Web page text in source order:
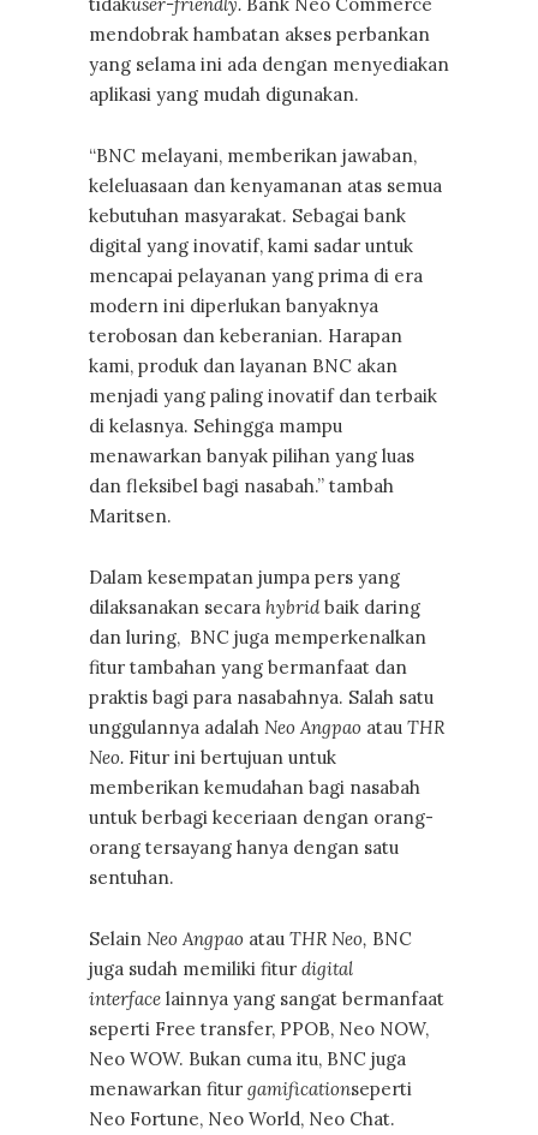
mendobrak hambatan akses perbankan
yang selama ini ada dengan menyediakan
aplikasi yang mudah digunakan.
“BNC melayani, memberikan jawaban,
keleluasaan dan kenyamanan atas semua
kebutuhan masyarakat. Sebagai bank
digital yang inovatif, kami sadar untuk
mencapai pelayanan yang prima di era
modern ini diperlukan banyaknya
terobosan dan keberanian. Harapan
kami, produk dan layanan BNC akan
menjadi yang paling inovatif dan terbaik
di kelasnya. Sehingga mampu
menawarkan banyak pilihan yang luas
dan fleksibel bagi nasabah.” tambah
Maritsen.
Dalam kesempatan jumpa pers yang
dilaksanakan secara hybridbaik daring
dan luring, BNC juga memperkenalkan
fitur tambahan yang bermanfaat dan
praktis bagi para nasabahnya. Salah satu
unggulannya adalah Neo Angpao atau THR
Neo. Fitur ini bertujuan untuk
memberikan kemudahan bagi nasabah
untuk berbagi keceriaan dengan orang-
orang tersayang hanya dengan satu
sentuhan.
Selain Neo Angpao atau THR Neo, BNC
juga sudah memiliki fitur digital
interface lainnya yang sangat bermanfaat
seperti Free transfer, PPOB, Neo NOW,
Neo WOW. Bukan cuma itu, BNC juga
menawarkan fitur gamificationseperti
Neo Fortune, Neo World, Neo Chat.